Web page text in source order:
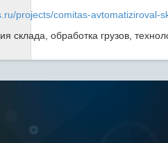
projects/comitas-avtomatiziroval-
склада, обработка грузов,